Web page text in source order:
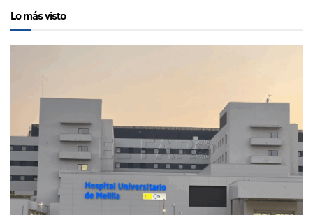
Lo más visto